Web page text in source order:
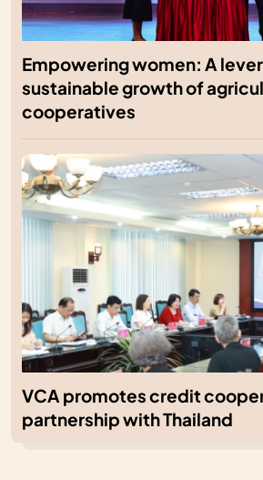
Empowering women: A
sustainable growth of
cooperatives
VCA promotes credit
partnership with Thailand